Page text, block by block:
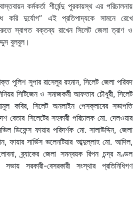
কর্মকর্তা শীর্ষেন্দু পুরকায়স্থ এর পরিচালনায়
করি দুর্যোগ” এই প্রতিপাদ্যকে সামনে রেখে
স্বাগত বক্তব্য রাখেন সিলেট জেলা ত্রাণ ও
বুলবুল।
পুলিশ সুপার রাসেলুর রহমান, সিলেট জেলা পরিষদ
সিটিজেন ও সমাজকর্মী আফতাব চৌধুরী, সিলেট
কবির, সিলেট অনলাইন পেসক্লাবের সভাপতি
বেতার সিলেটের সহকারী পরিচালক মো. দেলওয়ার
ডিফেন্স ফায়ার পরিদর্শক মো. সালাউদ্দিন, জেলা
সার্ভিস ভলেনটিয়ার আব্দুল্লাহ মো. আদিল,
ব্র্যাকের জেলা সমন্বয়ক রিপন চন্দ্র মণ্ডল
সরকারী-বেসরকারী সংস্থার প্রতিনিধিগণ